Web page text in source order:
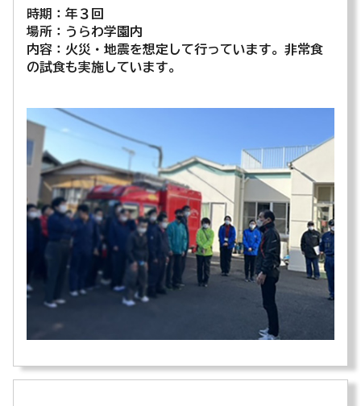
時期：年３回
場所：うらわ学園内
内容：火災・地震を想定して行っています。非常食
の試食も実施しています。